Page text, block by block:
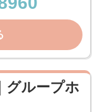
グループホ